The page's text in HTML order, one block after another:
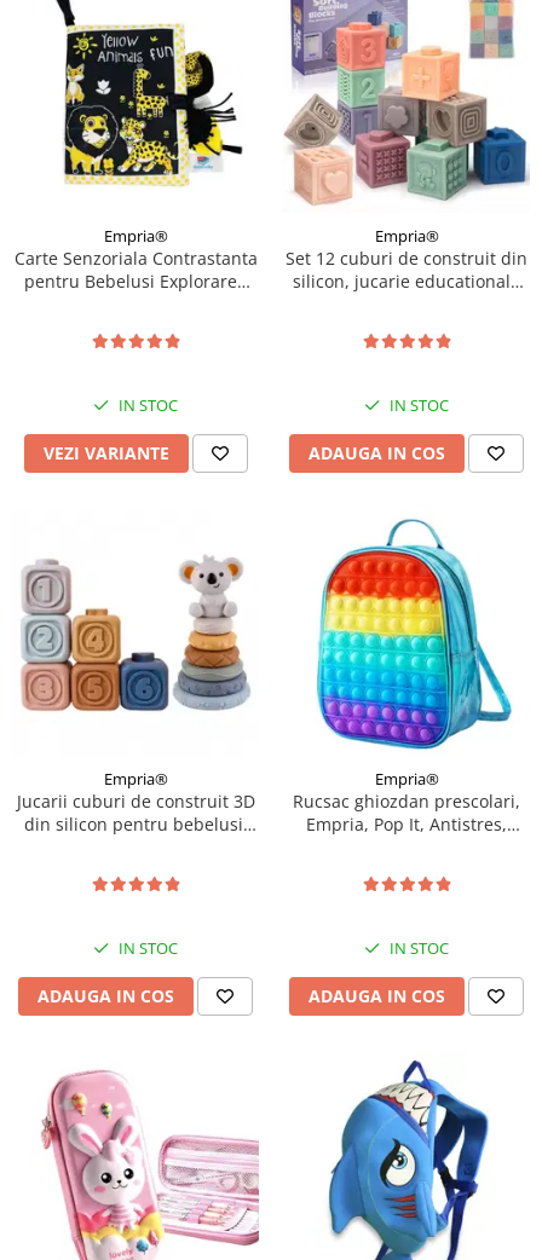
Empria®
Carte Senzoriala Contrastanta
pentru Bebelusi Explorarea
IN STOC
VEZI VARIANTE
Empria®
Set 12 cuburi de construit din
silicon, jucarie educationala
IN STOC
ADAUGA IN COS
Empria®
Jucarii cuburi de construit 3D
din silicon pentru bebelusi,
IN STOC
ADAUGA IN COS
Empria®
Rucsac ghiozdan prescolari,
Empria, Pop It, Antistres,
IN STOC
ADAUGA IN COS